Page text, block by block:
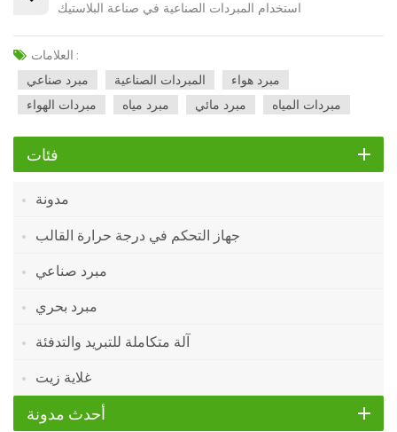
استخدام المبردات الصناعية في صناعة البلاستيك
العلامات :
مبرد صناعي
المبردات الصناعية
مبرد هواء
مبردات الهواء
مبرد مياه مبرد مائي مبردات المياه
فئات
مدونة
جهاز التحكم في درجة حرارة القالب
مبرد صناعي
مبرد بحري
آلة متكاملة للتبريد والتدفئة
غلاية زيت
أحدث مدونة